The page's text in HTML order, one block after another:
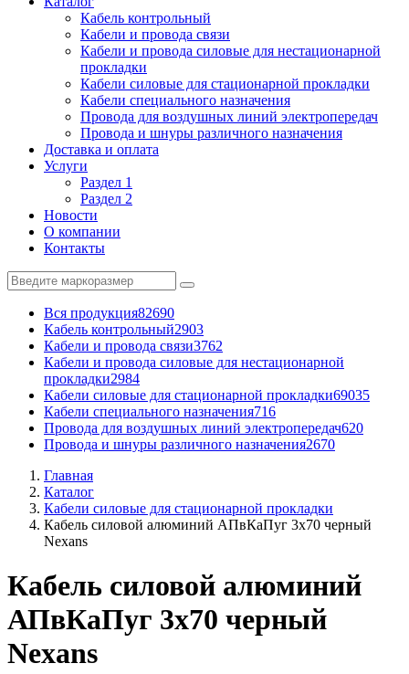
Кабель контрольный
Кабели и провода связи
Кабели и провода силовые для нестационарной
прокладки
Кабели силовые для стационарной прокладки
Кабели специального назначения
Провода для воздушных линий электропередач
Провода и шнуры различного назначения
Доставка и оплата
Услуги
Раздел 1
Раздел 2
Новости
О компании
Контакты
Вся продукция82690
Кабель контрольный2903
Кабели и провода связи3762
Кабели и провода силовые для нестационарной
прокладки2984
Кабели силовые для стационарной прокладки69035
Кабели специального назначения716
Провода для воздушных линий электропередач620
Провода и шнуры различного назначения2670
Главная
Каталог
Кабели силовые для стационарной прокладки
Кабель силовой алюминий АПвКаПуг 3x70 черный
Nexans
Кабель силовой алюминий
АПвКаПуг 3x70 черный
Nexans